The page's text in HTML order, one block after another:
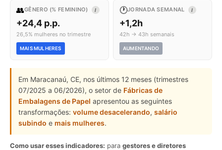
👥GÊNERO (% FEMININO) I
+24,4 p.p.
26,5% mulheres no trimestre
MAIS MULHERES
🕐JORNADA SEMANAL I
+1,2h
42h → 43h semanais
AUMENTANDO
Em Maracanaú, CE, nos últimos 12 meses (trimestres
07/2025 a 06/2026), o setor de Fábricas de
Embalagens de Papel apresentou as seguintes
transformações: volume desacelerando, salário
subindo e mais mulheres.
Como usar esses indicadores: para gestores e diretores